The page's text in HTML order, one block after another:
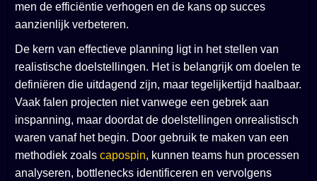
men de efficiëntie verhogen en de kans op succes
aanzienlijk verbeteren.
De kern van effectieve planning ligt in het stellen van
realistische doelstellingen. Het is belangrijk om doelen te
definiëren die uitdagend zijn, maar tegelijkertijd haalbaar.
Vaak falen projecten niet vanwege een gebrek aan
inspanning, maar doordat de doelstellingen onrealistisch
waren vanaf het begin. Door gebruik te maken van een
methodiek zoals capospin, kunnen teams hun processen
analyseren, bottlenecks identificeren en vervolgens